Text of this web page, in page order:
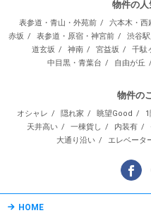
物件の
表参道・青山・外苑前 六本木・西
赤坂
表参道・原宿・神宮前 渋谷
道玄坂
神南 宮益坂 千駄
中目黒・青葉台
自由が丘
物件の
オシャレ 隠れ家 眺望Good
天井高い
一棟貨し 内装有
大通り沿い
エレベータ
HOME